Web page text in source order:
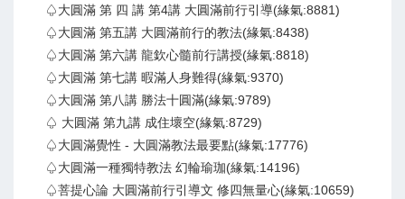
♤大圓滿 第 四 講 第4講 大圓滿前行引導(緣氣:8881)
♤大圓滿 第五講 大圓滿前行的教法(緣氣:8438)
♤大圓滿 第六講 龍欽心髓前行講授(緣氣:8818)
♤大圓滿 第七講 暇滿人身難得(緣氣:9370)
♤大圓滿 第八講 勝法十圓滿(緣氣:9789)
♤ 大圓滿 第九講 成住壞空(緣氣:8729)
♤大圓滿覺性 - 大圓滿教法最要點(緣氣:17776)
♤大圓滿一種獨特教法 幻輪瑜珈(緣氣:14196)
♤菩提心論 大圓滿前行引導文 修四無量心(緣氣:10659)